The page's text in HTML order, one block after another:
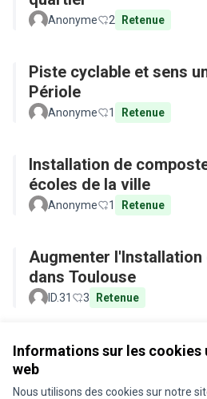
Informations sur les cookies
web
Nous utilisons des cookies sur notre
Anonyme 2 Retenue
Piste cyclable et sens
Périole
Anonyme 1 Retenue
Installation de
écoles de la ville
Anonyme 1 Retenue
Augmenter l'Installation
dans Toulouse
ID.31 3 Retenue
Conditions d'utilisation